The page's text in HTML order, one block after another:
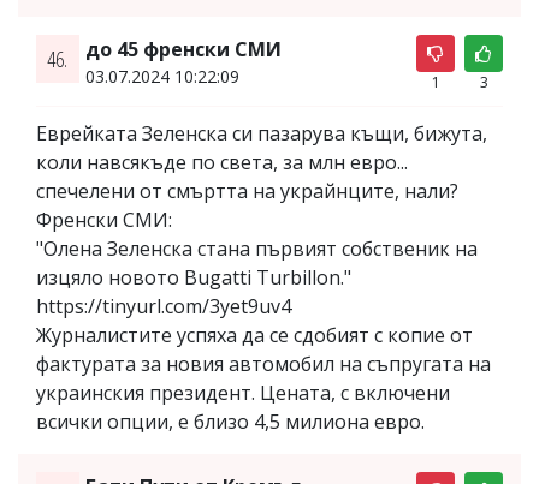
46. до 45 френски СМИ
03.07.2024 10:22:09 1 3
Еврейката Зеленска си пазарува къщи, бижута,
коли навсякъде по света, за млн евро...
спечелени от смъртта на украйнците, нали?
Френски СМИ:
"Олена Зеленска стана първият собственик на
изцяло новото Bugatti Turbillon."
https://tinyurl.com/3yet9uv4
Журналистите успяха да се сдобият с копие от
фактурата за новия автомобил на съпругата на
украинския президент. Цената, с включени
всички опции, е близо 4,5 милиона евро.